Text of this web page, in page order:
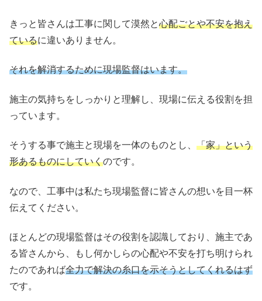
きっと皆さんは工事に関して漠然と心配ごとや不安を抱え
ているに違いありません。
それを解消するために現場監督はいます。
施主の気持ちをしっかりと理解し、現場に伝える役割を担
っています。
そうする事で施主と現場を一体のものとし、 「家」という
形あるものにしていくのです。
なので、工事中は私たち現場監督に皆さんの想いを目一杯
伝えてください。
ほとんどの現場監督はその役割を認識しており、施主であ
る皆さんから、もし何かしらの心配や不安を打ち明けられ
たのであれば全力で解決の糸口を示そうとしてくれるはず
です。